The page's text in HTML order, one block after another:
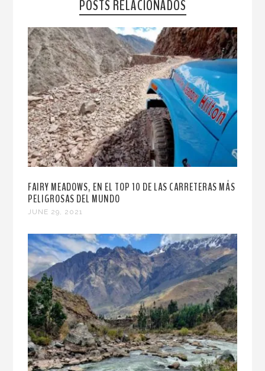
POSTS RELACIONADOS
FAIRY MEADOWS, EN EL TOP 10 DE LAS CARRETERAS MÁS
PELIGROSAS DEL MUNDO
JUNE 29, 2021